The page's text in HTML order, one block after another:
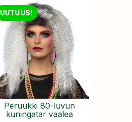
UUTUUS!
Peruukki 80-luvun
kuningatar vaalea